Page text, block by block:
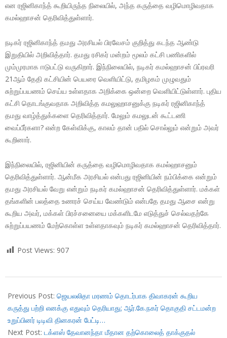
என ரஜினிகாந்த் கூறியிருந்த நிலையில், அந்த கருத்தை வழிமொழிவதாக
கமல்ஹாசன் தெரிவித்துள்ளார்.
நடிகர் ரஜினிகாந்த் தமது அரசியல் பிரவேசம் குறித்து கடந்த ஆண்டு
இறுதியில் அறிவித்தார். தமது ரசிகர் மன்றம் மூலம் கட்சி பணிகளில்
மும்முரமாக ஈடுபட்டு வருகிறார். இந்நிலையில், நடிகர் கமல்ஹாசன் பிப்ரவரி
21ஆம் தேதி கட்சியின் பெயரை வெளியிட்டு, தமிழகம் முழுவதும்
சுற்றுப்பயணம் செய்ய உள்ளதாக அறிக்கை ஒன்றை வெளியிட்டுள்ளார். புதிய
கட்சி தொடங்குவதாக அறிவித்த கமலுஹாசனுக்கு நடிகர் ரஜினிகாந்த்
தமது வாழ்த்துக்களை தெரிவித்தார். மேலும் கமலுடன் கூட்டணி
வைப்பீர்களா? என்ற கேள்விக்கு, காலம் தான் பதில் சொல்லும் என்றும் அவர்
கூறினார்.
இந்நிலையில், ரஜினியின் கருத்தை வழிமொழிவதாக கமல்ஹாசனும்
தெரிவித்துள்ளார். ஆன்மீக அரசியல் என்பது ரஜினியின் நம்பிக்கை என்றும்
தமது அரசியல் வேறு என்றும் நடிகர் கமல்ஹாசன் தெரிவித்துள்ளார். மக்கள்
தங்களின் பலத்தை உணரச் செய்ய வேண்டும் என்பதே தமது ஆசை என்று
கூறிய அவர், மக்கள் பிரச்சனையை மக்களிடமே எடுத்துச் செல்வதற்கே
சுற்றுப்பயணம் மேற்கொள்ள உள்ளதாகவும் நடிகர் கமல்ஹாசன் தெரிவித்தார்.
Post Views: 907
01-
18
Previous Post: ஜெயலலிதா மரணம் தொடர்பாக திவாகரன் கூறிய
கருத்து பற்றி எனக்கு எதுவும் தெரியாது; ஆர்.கே.நகர் தொகுதி சட்டமன்ற
உறுப்பினர் டிடிவி தினகரன் பேட்டி…
Next Post: டக்ளஸ் தேவானந்தா மீதான தற்கொலைத் தாக்குதல்